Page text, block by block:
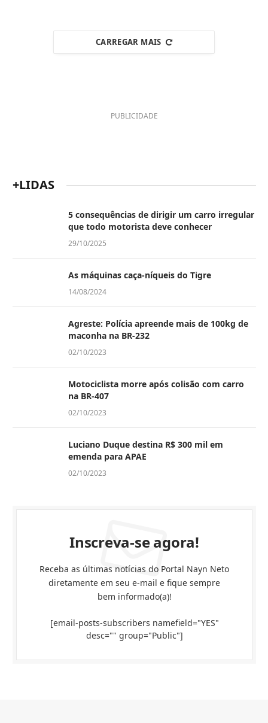
CARREGAR MAIS
PUBLICIDADE
+LIDAS
5 consequências de dirigir um carro irregular
que todo motorista deve conhecer
29/10/2025
As máquinas caça-níqueis do Tigre
14/08/2024
Agreste: Polícia apreende mais de 100kg de
maconha na BR-232
02/10/2023
Motociclista morre após colisão com carro
na BR-407
02/10/2023
Luciano Duque destina R$ 300 mil em
emenda para APAE
02/10/2023
Inscreva-se agora!
Receba as últimas notícias do Portal Nayn Neto
diretamente em seu e-mail e fique sempre
bem informado(a)!
[email-posts-subscribers namefield="YES"
desc="" group="Public"]